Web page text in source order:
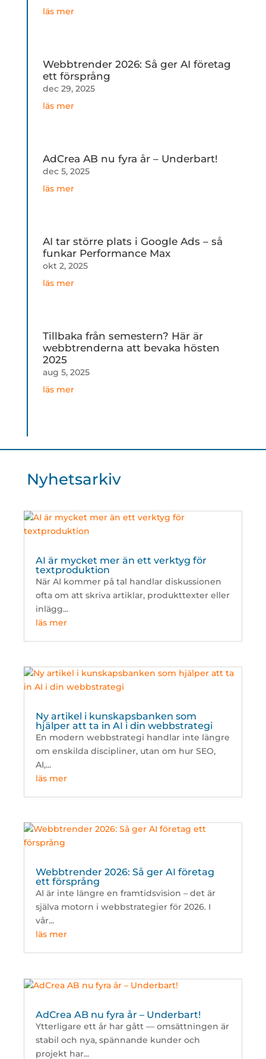
läs mer
Webbtrender 2026: Så ger AI företag
ett försprång
dec 29, 2025
läs mer
AdCrea AB nu fyra år – Underbart!
dec 5, 2025
läs mer
AI tar större plats i Google Ads – så
funkar Performance Max
okt 2, 2025
läs mer
Tillbaka från semestern? Här är
webbtrenderna att bevaka hösten
2025
aug 5, 2025
läs mer
Nyhetsarkiv
AI är mycket mer än ett verktyg för
textproduktion
När AI kommer på tal handlar diskussionen
ofta om att skriva artiklar, produkttexter eller
inlägg...
läs mer
Ny artikel i kunskapsbanken som
hjälper att ta in AI i din webbstrategi
En modern webbstrategi handlar inte längre
om enskilda discipliner, utan om hur SEO,
AI,...
läs mer
Webbtrender 2026: Så ger AI företag
ett försprång
AI är inte längre en framtidsvision – det är
själva motorn i webbstrategier för 2026. I
vår...
läs mer
AdCrea AB nu fyra år – Underbart!
Ytterligare ett år har gått — omsättningen är
stabil och nya, spännande kunder och
projekt har...